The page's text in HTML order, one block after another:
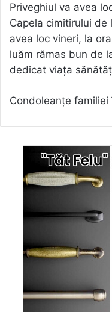
Priveghiul va avea
Capela cimitirului de
avea loc vineri, la
luăm rămas bun de
dedicat viața
Condoleanțe familiei